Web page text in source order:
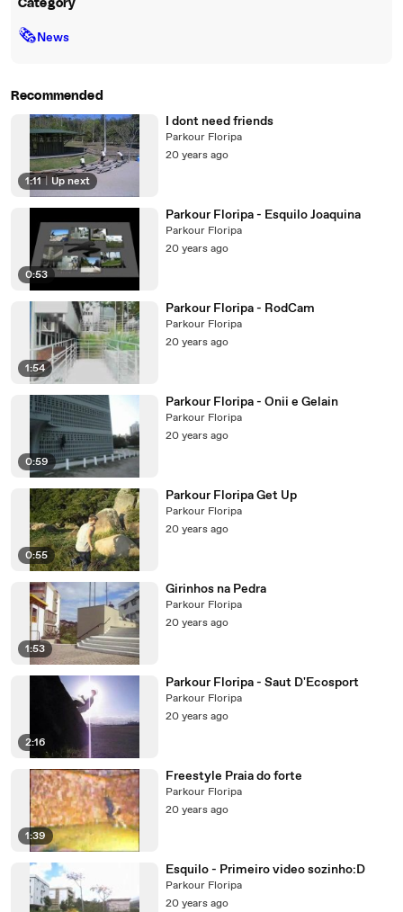
Category
🗞News
Recommended
1:11 | Up next
I dont need friends
Parkour Floripa
20 years ago
0:53
Parkour Floripa - Esquilo Joaquina
Parkour Floripa
20 years ago
1:54
Parkour Floripa - RodCam
Parkour Floripa
20 years ago
0:59
Parkour Floripa - Onii e Gelain
Parkour Floripa
20 years ago
0:55
Parkour Floripa Get Up
Parkour Floripa
20 years ago
1:53
Girinhos na Pedra
Parkour Floripa
20 years ago
2:16
Parkour Floripa - Saut D'Ecosport
Parkour Floripa
20 years ago
1:39
Freestyle Praia do forte
Parkour Floripa
20 years ago
Esquilo - Primeiro video sozinho:D
Parkour Floripa
20 years ago